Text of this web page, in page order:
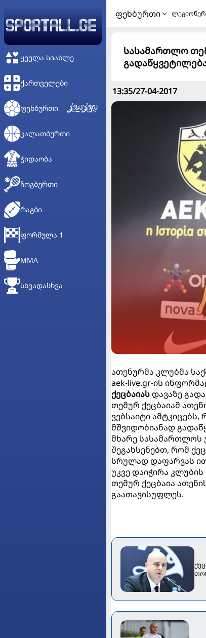
ᲧᲕᲔᲚᲐ ᲡᲘᲐᲮᲚᲔ
ᲥᲐᲠᲗᲕᲔᲚᲔᲑᲘ
ᲤᲔᲮᲑᲣᲠᲗᲘ
ᲙᲐᲚᲐᲗᲑᲣᲠᲗᲘ
ᲭᲘᲓᲐᲝᲑᲐ
ᲩᲝᲒᲑᲣᲠᲗᲘ
ᲠᲐᲒᲑᲘ
ᲤᲝᲠᲛᲣᲚᲐ 1
MMA
ᲡᲮᲕᲐᲓᲐᲡᲮᲕᲐ
ᲤᲔᲮᲑᲣᲠᲗᲘ
სასამართლო
13:35/27-04-2017
ათენურმა კლუბმა
aek-live.gr-ის
ქეცბაიასდავაზე
თემურ ქეცბაიამ
ვებსაიტი
მშვიდობიანად
მხარე
შეგახსენებთ, რომ
სრულად დაფარვას
უკვე დაიჭირა კლუბის
თემურ ქეცბაია
გაათავისუფლეს.